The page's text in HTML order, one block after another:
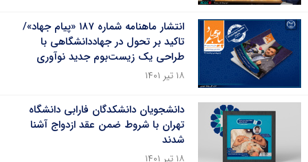
انتشار ماهنامه شماره‌ ۱۸۷ «پیام جهاد»/
تاکید بر تحول در جهاددانشگاهی با
طراحی یک زیست‌بوم جدید نوآوری
۱۸ تیر ۱۴۰۱
دانشجویان دانشکدگان فارابی دانشگاه
تهران با شروط ضمن عقد ازدواج آشنا
شدند
۱۸ تیر ۱۴۰۱